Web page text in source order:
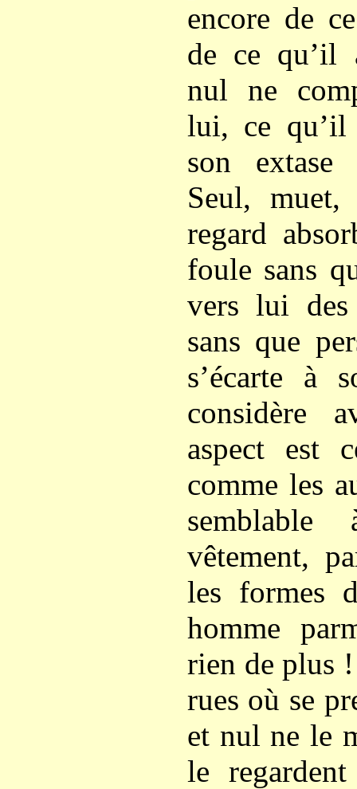
encore de
de ce qu’il
nul ne
lui, ce qu’il
son
Seul,
regard
foule sans
vers lui des
sans que
s’écarte à
considère
aspect est
comme les
vêtement,
les formes
homme
rien de plus
rues où se
et nul ne le
le